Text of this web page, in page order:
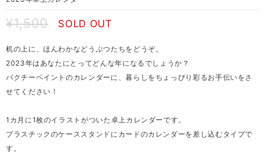
¥1,500 SOLD OUT
机の上に、ほんわかなどうぶつたちをどうぞ。
2023年はあなたにとってどんな年になるでしょうか？
パクチーペイントのカレンダーに、暮らしをちょっぴり彩るお手伝いをさ
せてください！
1カ月に1枚のイラストがついた卓上カレンダーです。
プラスチックのケーススタンドにカードのカレンダーを差し込むタイプで
す。